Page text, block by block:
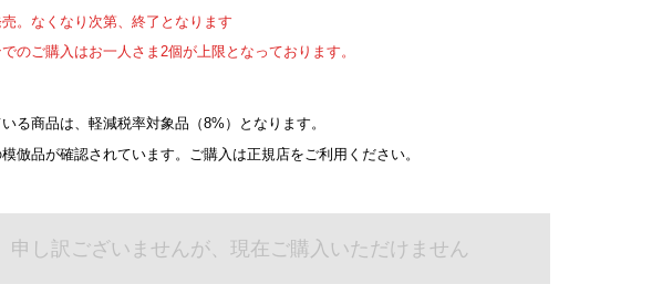
。なくなり次第、終了となります
のご購入はお一人さま2個が上限となっております。
る商品は、軽減税率対象品（8%）となります。
倣品が確認されています。ご購入は正規店をご利用ください。
申し訳ございませんが、現在ご購入いただけません